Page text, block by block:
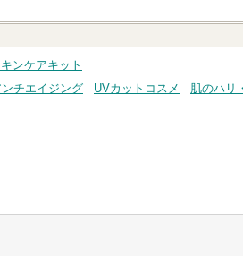
ンケアキット
ンチエイジング UVカットコスメ 肌のハリ